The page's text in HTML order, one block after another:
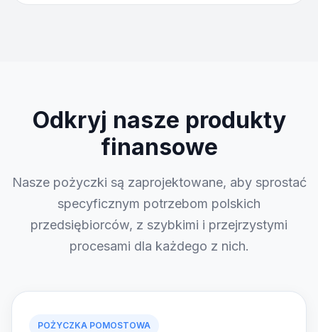
Odkryj nasze produkty
finansowe
Nasze pożyczki są zaprojektowane, aby sprostać
specyficznym potrzebom polskich
przedsiębiorców, z szybkimi i przejrzystymi
procesami dla każdego z nich.
POŻYCZKA POMOSTOWA